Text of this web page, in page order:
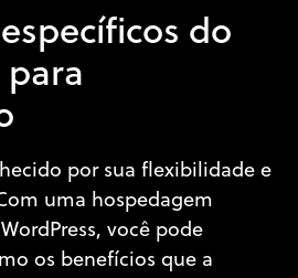
do
para
por sua flexibilidade e
uma hospedagem
você pode
os benefícios que a